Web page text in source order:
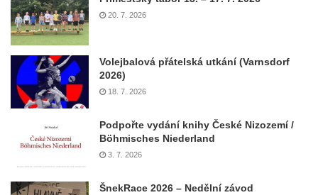
20. 7. 2026
Volejbalová přátelská utkání (Varnsdorf
2026)
18. 7. 2026
Podpořte vydání knihy České Nizozemí /
Böhmisches Niederland
3. 7. 2026
ŠnekRace 2026 – Nedělní závod